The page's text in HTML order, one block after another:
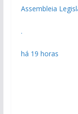
Assembleia
.
há 19 horas